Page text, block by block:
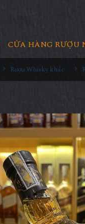
CỬA HÀNG RƯỢU
Rượu Whisky khác